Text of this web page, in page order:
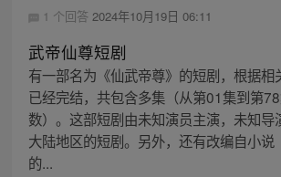
1 个回答 2024年10月19日 06:11
武帝仙尊短剧
有一部名为《仙武帝尊》的短剧，根据相
已经完结，共包含多集（从第01集到第
数）。这部短剧由未知演员主演，未知导
大陆地区的短剧。另外，还有改编自小说
的...